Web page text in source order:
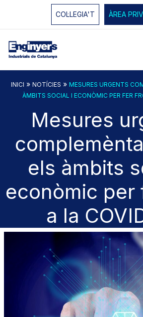
COL·LEGIA'T ÀREA
INICI » NOTÍCIES » MESURES URGENTS
ÀMBITS SOCIAL I ECONÒMIC PER FER
Mesures
els àmbits
econòmic per
a la